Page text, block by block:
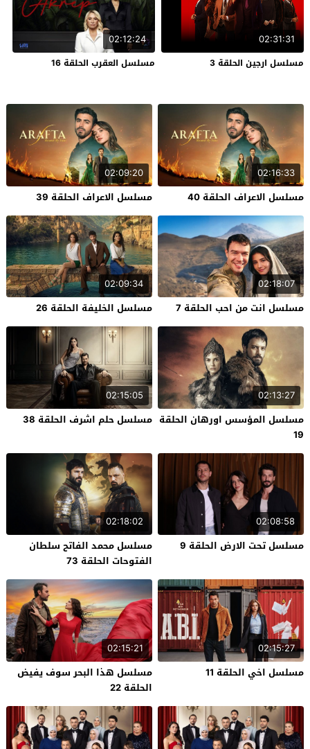
02:31:31
مسلسل ارجين الحلقة 3
02:12:24
مسلسل العقرب الحلقة 16
02:16:33
مسلسل الاعراف الحلقة 40
02:09:20
مسلسل الاعراف الحلقة 39
02:18:07
مسلسل انت من احب الحلقة 7
02:09:34
مسلسل الخليفة الحلقة 26
02:13:27
مسلسل المؤسس اورهان الحلقة
19
02:15:05
مسلسل حلم اشرف الحلقة 38
02:08:58
مسلسل تحت الارض الحلقة 9
02:18:02
مسلسل محمد الفاتح سلطان
الفتوحات الحلقة 73
02:15:27
مسلسل اخي الحلقة 11
02:15:21
مسلسل هذا البحر سوف يفيض
الحلقة 22